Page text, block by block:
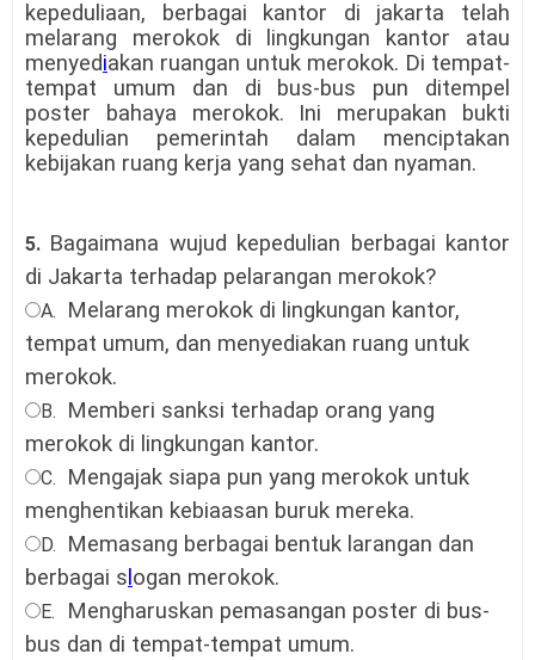
kepeduliaan, berbagai kantor di jakarta telah
melarang merokok di lingkungan kantor atau
menyediakan ruangan untuk merokok. Di tempat-
tempat umum dan di bus-bus pun ditempel
poster bahaya merokok. Ini merupakan bukti
kepedulian pemerintah dalam menciptakan
kebijakan ruang kerja yang sehat dan nyaman.
5. Bagaimana wujud kepedulian berbagai kantor
di Jakarta terhadap pelarangan merokok?
A.
Melarang merokok di lingkungan kantor,
tempat umum, dan menyediakan ruang untuk
merokok.
B.
Memberi sanksi terhadap orang yang
merokok di lingkungan kantor.
C.
Mengajak siapa pun yang merokok untuk
menghentikan kebiaasan buruk mereka.
D.
Memasang berbagai bentuk larangan dan
berbagai s ogan merokok.
E.
Mengharuskan pemasangan poster di bus-
bus dan di tempat-tempat umum.